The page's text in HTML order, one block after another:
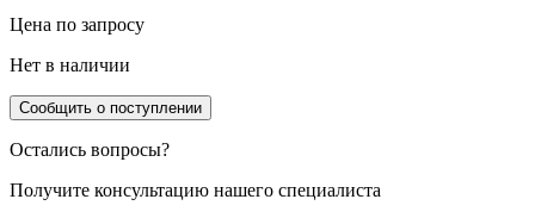
Цена по запросу
Нет в наличии
Сообщить о поступлении
Остались вопросы?
Получите консультацию нашего специалиста